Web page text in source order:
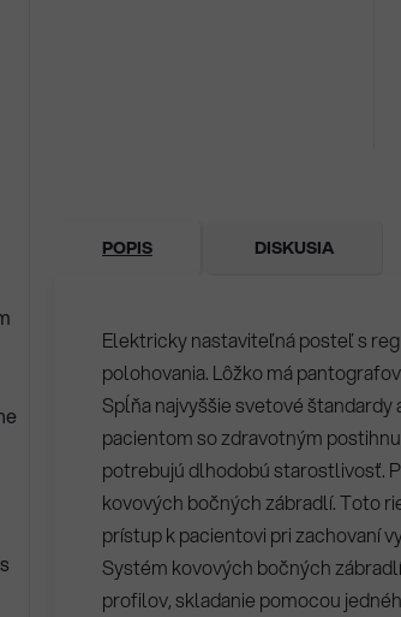
POPIS DISKUSIA
Elektricky nastaviteľná posteľ s
polohovania. Lôžko má
Spĺňa najvyššie svetové
pacientom so zdravotným
potrebujú dlhodobú starostlivosť.
kovových bočných zábradlí. Toto
prístup k pacientovi pri zachovaní
Systém kovových bočných
profilov, skladanie pomocou